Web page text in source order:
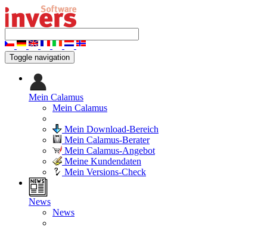
Toggle navigation
Mein Calamus
Mein Calamus
Mein Download-Bereich
Mein Calamus-Berater
Mein Calamus-Angebot
Meine Kundendaten
Mein Versions-Check
News
News